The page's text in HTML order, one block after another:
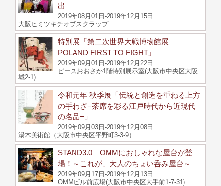
出
2019年08月01日-2019年12月15日
大阪ヒミツキチオブスクラップ
特別展「第二次世界大戦博物館展
POLAND FIRST TO FIGHT」
2019年09月01日-2019年12月22日
ピースおおさか1階特別展示室(大阪市中央区大阪
城2-1)
令和元年 秋季展「伝統と創造を重ねる上方
の手わざ−茶席を彩る江戸時代から近現代
の名品−」
2019年09月03日-2019年12月08日
湯木美術館（大阪市中央区平野町3-3-9）
STAND3.0 OMMにおしゃれな屋台が登
場！～これが、大人のちょい呑み屋台～
2019年09月17日-2019年12月13日
OMMビル前広場(大阪市中央区大手前1-7-31)